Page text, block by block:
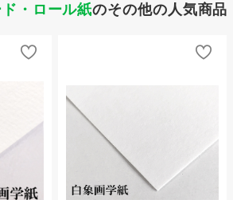
・ロール紙のその他の人気商品